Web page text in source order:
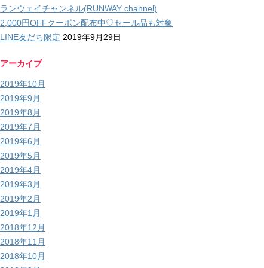
ランウェイチャンネル(RUNWAY channel)
2,000円OFFクーポン配布中♡セール品も対象
LINE友だち限定 2019年9月29日
アーカイブ
2019年10月
2019年9月
2019年8月
2019年7月
2019年6月
2019年5月
2019年4月
2019年3月
2019年2月
2019年1月
2018年12月
2018年11月
2018年10月